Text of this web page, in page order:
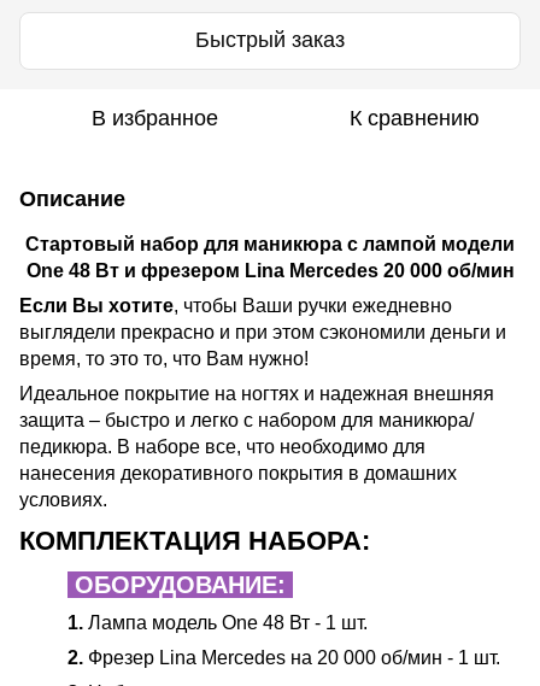
Быстрый заказ
В избранное К сравнению
Описание
Стартовый набор для маникюра с лампой модели
One 48 Вт и фрезером Lina Mercedes 20 000 об/мин
Если Вы хотите, чтобы Ваши ручки ежедневно
выглядели прекрасно и при этом сэкономили деньги и
время, то это то, что Вам нужно!
Идеальное покрытие на ногтях и надежная внешняя
защита – быстро и легко с набором для маникюра/
педикюра. В наборе все, что необходимо для
нанесения декоративного покрытия в домашних
условиях.
КОМПЛЕКТАЦИЯ НАБОРА:
ОБОРУДОВАНИЕ:
1. Лампа модель One 48 Вт - 1 шт.
2. Фрезер Lina Mercedes на 20 000 об/мин - 1 шт.